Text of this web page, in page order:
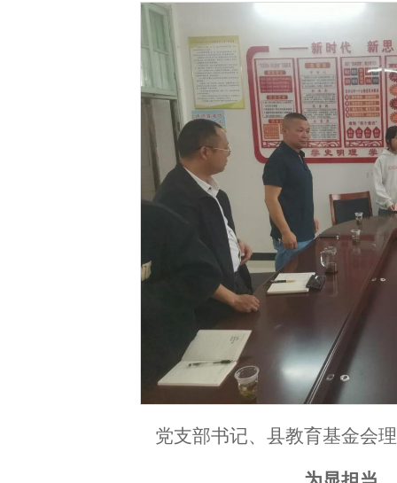
党支部书记、县教育基金会